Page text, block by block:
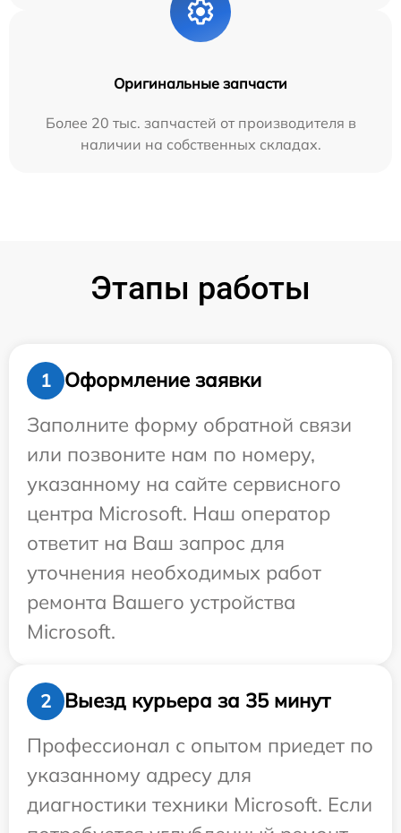
Оригинальные запчасти
Более 20 тыс. запчастей от производителя в
наличии на собственных складах.
Этапы работы
1
Оформление заявки
Заполните форму обратной связи
или позвоните нам по номеру,
указанному на сайте сервисного
центра Microsoft. Наш оператор
ответит на Ваш запрос для
уточнения необходимых работ
ремонта Вашего устройства
Microsoft.
2
Выезд курьера за 35 минут
Профессионал с опытом приедет по
указанному адресу для
диагностики техники Microsoft. Если